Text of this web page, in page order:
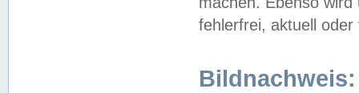
fehlerfrei, aktuell oder
Bildnachweis: